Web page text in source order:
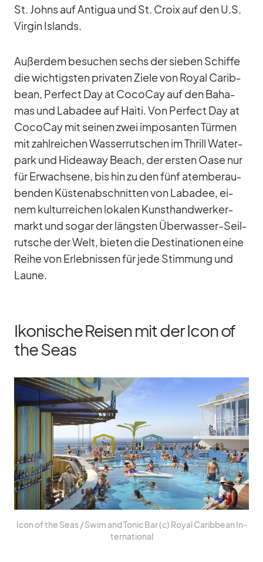
St. Johns auf An­ti­gua und St. Croix auf den U.S.
Vir­gin Is­lands.
Au­ßer­dem be­su­chen sechs der sie­ben Schiffe
die wich­tigs­ten pri­va­ten Ziele von Royal Ca­rib­
bean, Per­fect Day at Co­co­Cay auf den Ba­ha­
mas und Laba­dee auf Haiti. Von Per­fect Day at
Co­co­Cay mit sei­nen zwei im­po­san­ten Tür­men
mit zahl­rei­chen Was­ser­rut­schen im Thrill Wa­ter­
park und Hidea­way Beach, der ers­ten Oase nur
für Er­wach­sene, bis hin zu den fünf atem­be­rau­
ben­den Küs­ten­ab­schnit­ten von Laba­dee, ei­
nem kul­tur­rei­chen lo­ka­len Kunst­hand­wer­ker­
markt und so­gar der längs­ten Über­was­ser-Seil­
rut­sche der Welt, bie­ten die De­sti­na­tio­nen eine
Reihe von Er­leb­nis­sen für jede Stim­mung und
Laune.
Ikonische Reisen mit der Icon of
the Seas
Icon of the Seas /​ Swim and To­nic Bar (c) Royal Ca­rib­bean In­
ter­na­tio­nal